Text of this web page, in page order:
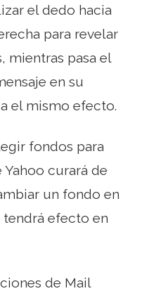
el dedo hacia
para revelar
mientras pasa el
en su
el mismo efecto.
fondos para
curará de
un fondo en
efecto en
de Mail